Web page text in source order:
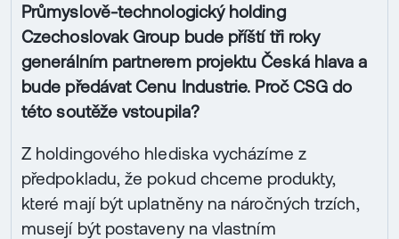
Průmyslově-technologický holding
Czechoslovak Group bude příští tři roky
generálním partnerem projektu Česká hlava a
bude předávat Cenu Industrie. Proč CSG do
této soutěže vstoupila?
Z holdingového hlediska vycházíme z
předpokladu, že pokud chceme produkty,
které mají být uplatněny na náročných trzích,
musejí být postaveny na vlastním